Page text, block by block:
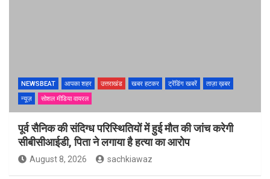
NEWSBEAT आपका शहर उत्तराखंड खबर हटकर ट्रेंडिंग खबरें
ताज़ा ख़बर
न्यूज़
सोशल मीडिया वायरल
पूर्व सैनिक की संदिग्ध परिस्थितियों में हुई मौत की जांच करेगी
सीबीसीआईडी, पिता ने लगाया है हत्या का आरोप
August 8, 2026 sachkiawaz